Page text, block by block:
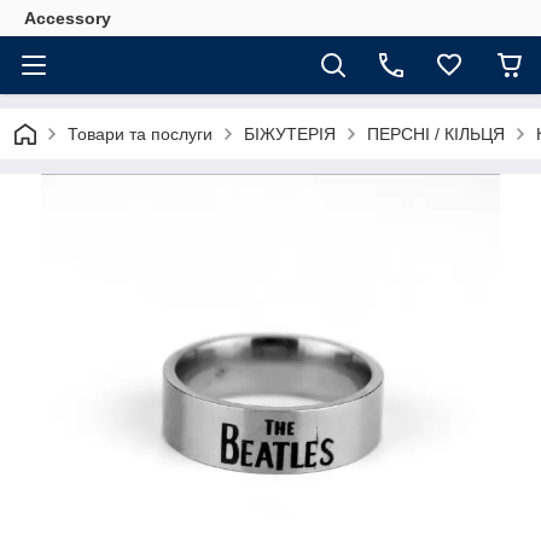
Accessory
Товари та послуги БІЖУТЕРІЯ ПЕРСНІ / КІЛЬЦЯ